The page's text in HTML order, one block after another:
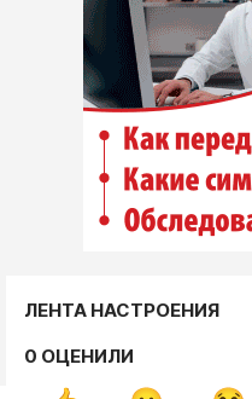
ЛЕНТА НАСТРОЕНИЯ
0 ОЦЕНИЛИ